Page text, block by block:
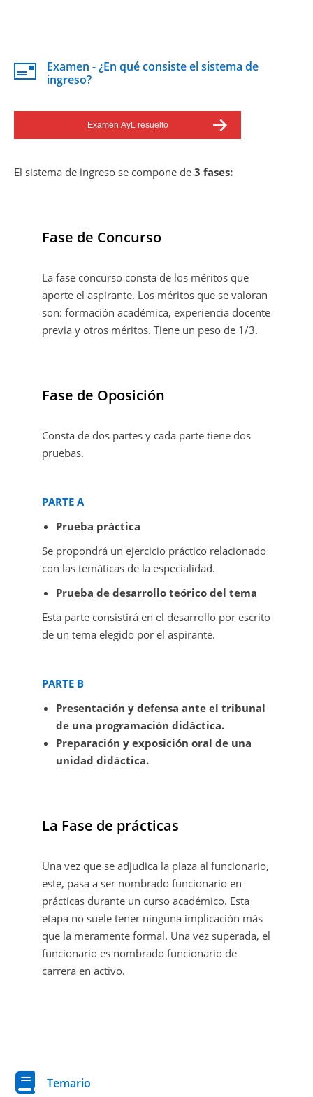
Examen - ¿En qué consiste el sistema de
ingreso?
Examen AyL resuelto
El sistema de ingreso se compone de 3 fases:
Fase de Concurso
La fase concurso consta de los méritos que
aporte el aspirante. Los méritos que se valoran
son: formación académica, experiencia docente
previa y otros méritos. Tiene un peso de 1/3.
Fase de Oposición
Consta de dos partes y cada parte tiene dos
pruebas.
PARTE A
Prueba práctica
Se propondrá un ejercicio práctico relacionado
con las temáticas de la especialidad.
Prueba de desarrollo teórico del tema
Esta parte consistirá en el desarrollo por escrito
de un tema elegido por el aspirante.
PARTE B
Presentación y defensa ante el tribunal
de una programación didáctica.
Preparación y exposición oral de una
unidad didáctica.
La Fase de prácticas
Una vez que se adjudica la plaza al funcionario,
este, pasa a ser nombrado funcionario en
prácticas durante un curso académico. Esta
etapa no suele tener ninguna implicación más
que la meramente formal. Una vez superada, el
funcionario es nombrado funcionario de
carrera en activo.
Temario